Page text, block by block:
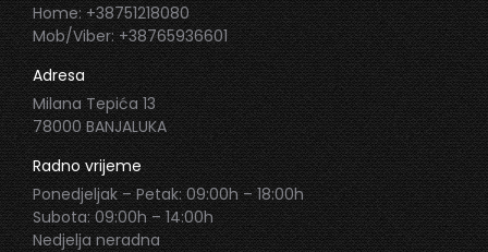
Home: +38751218080
Mob/Viber: +38765936601
Adresa
Milana Tepića 13
78000 BANJALUKA
Radno vrijeme
Ponedjeljak – Petak: 09:00h – 18:00h
Subota: 09:00h – 14:00h
Nedjelja neradna